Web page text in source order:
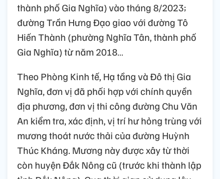
thành phố Gia Nghĩa) vào tháng 8/2023;
đường Trần Hưng Đạo giao với đường Tô
Hiến Thành (phường Nghĩa Tân, thành phố
Gia Nghĩa) từ năm 2018…
Theo Phòng Kinh tế, Hạ tầng và Đô thị Gia
Nghĩa, đơn vị đã phối hợp với chính quyền
địa phương, đơn vị thi công đường Chu Văn
An kiểm tra, xác định, vị trí hư hỏng trùng với
mương thoát nước thải của đường Huỳnh
Thúc Kháng. Mương này được xây từ thời
còn huyện Đắk Nông cũ (trước khi thành lập